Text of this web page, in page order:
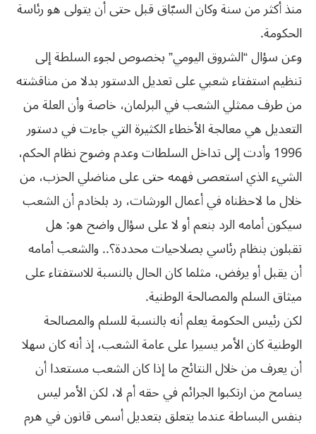
‬الحكومة‮.‬
وعن سؤال “الشروق اليومي” بخصوص لجوء السلطة إلى
تنظيم استفتاء شعبي على تعديل الدستور بدلا من مناقشته
من طرف ممثلي الشعب في البرلمان، خاصة وأن العلة من
التعديل هي معالجة الأخطاء الكثيرة التي جاءت في دستور
1996 وأدت إلى تداخل السلطات وعدم وضوح نظام الحكم،
الشيء الذي استعصى فهمه حتى على مناضلي الحزب، من
خلال ما لاحظناه في أعمال الورشات، رد بلخادم أن الشعب
سيكون أمامه الرد بنعم أو لا على سؤال واضح هو: هل
تقبلون بنظام رئاسي بصلاحيات محددة؟.. والشعب أمامه
أن يقبل أو يرفض، مثلما كان الحال بالنسبة للاستفتاء على
ميثاق‮ ‬السلم‮ ‬والمصالحة‮ ‬الوطنية‮.‬
لكن رئيس الحكومة يعلم أنه بالنسبة للسلم والمصالحة
الوطنية كان الأمر يسيرا على عامة الشعب، إذ أنه كان سهلا
أن يعرف من خلال النتائج ما إذا كان الشعب مستعدا أن
يسامح من ارتكبوا الجرائم في حقه أم لا، لكن الأمر ليس